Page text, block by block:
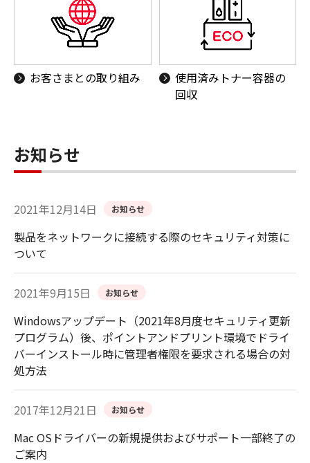
お客さまとの取り組み
使用済みトナー容器の
回収
お知らせ
2021年12月14日 お知らせ
製品をネットワークに接続する際のセキュリティ対策に
ついて
2021年9月15日 お知らせ
Windowsアップデート（2021年8月度セキュリティ更新
プログラム）後、ポイントアンドプリント環境でドライ
バーインストール時に管理者権限を要求される場合の対
処方法
2017年12月21日 お知らせ
Mac OSドライバーの新規提供およびサポート一部終了の
ご案内